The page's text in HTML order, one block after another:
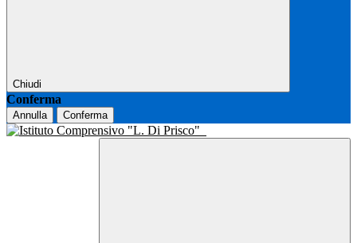
Chiudi
Conferma
Annulla Conferma